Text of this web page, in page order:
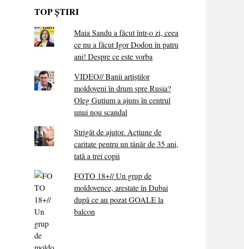
TOP ȘTIRI
Maia Sandu a făcut într-o zi, ceea
ce nu a făcut Igor Dodon în patru
ani! Despre ce este vorba
VIDEO// Banii artiștilor
moldoveni în drum spre Rusia?
Oleg Gutium a ajuns în centrul
unui nou scandal
Strigăt de ajutor. Acțiune de
caritate pentru un tânăr de 35 ani,
tată a trei copii
FOTO 18+// Un grup de
moldovence, arestate în Dubai
după ce au pozat GOALE la
balcon